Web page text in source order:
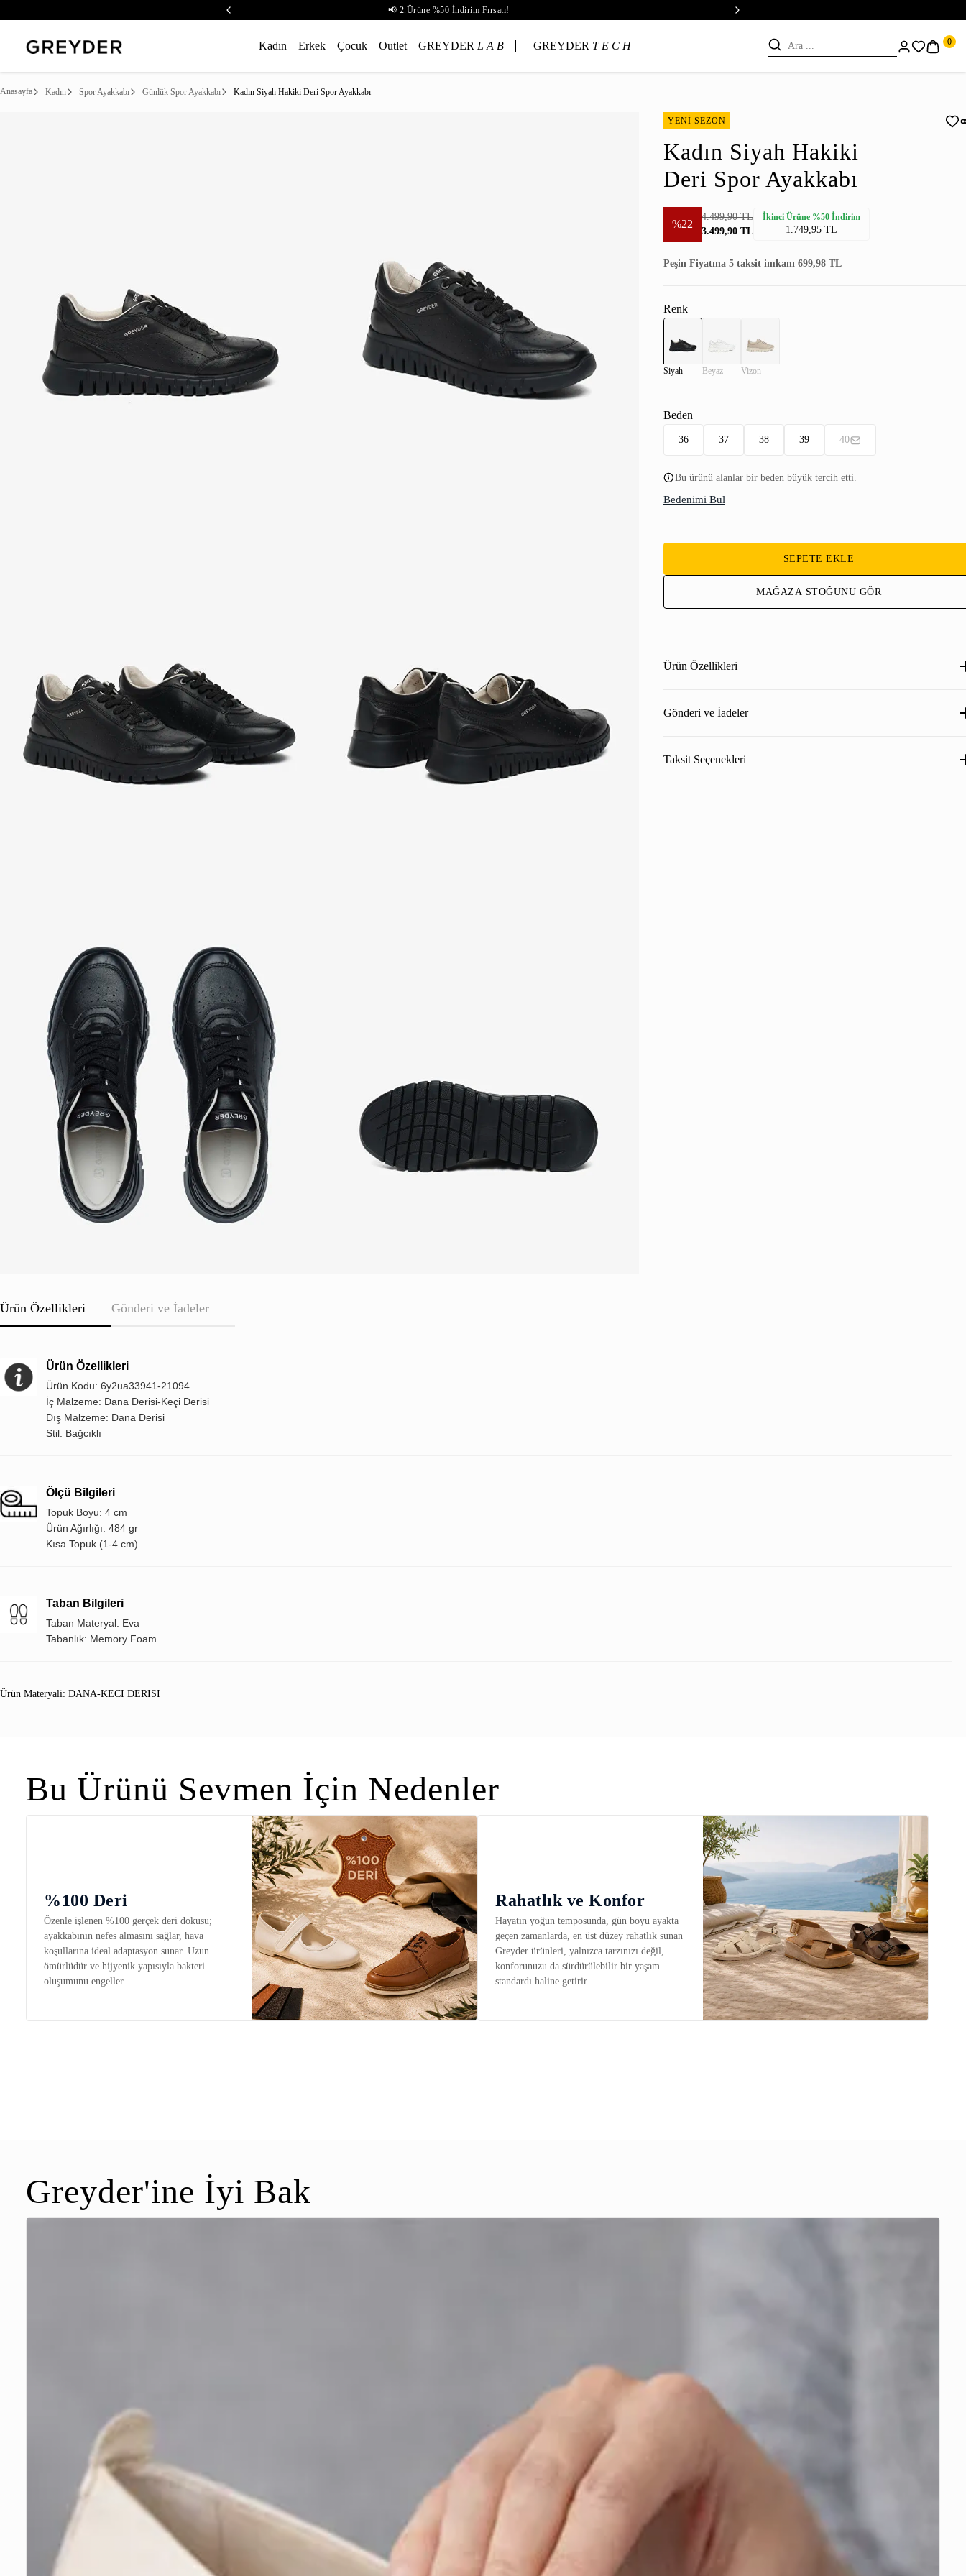
📢 2.Ürüne %50 İndirim Fırsatı!
Kadın Erkek Çocuk Outlet GREYDER L A B GREYDER T E C H 0
Anasayfa Kadın Spor Ayakkabı Günlük Spor Ayakkabı Kadın Siyah Hakiki Deri Spor Ayakkabı
YENİ SEZON
Kadın Siyah Hakiki
Deri Spor Ayakkabı
%22
4.499,90 TL
3.499,90 TL
İkinci Ürüne %50 İndirim
1.749,95 TL
Peşin Fiyatına 5 taksit imkanı 699,98 TL
Renk
Siyah Beyaz Vizon
Beden
36 37 38 39 40
Bu ürünü alanlar bir beden büyük tercih etti.
Bedenimi Bul
SEPETE EKLE
MAĞAZA STOĞUNU GÖR
Ürün Özellikleri
Gönderi ve İadeler
Taksit Seçenekleri
Ürün Özellikleri Gönderi ve İadeler
Ürün Özellikleri
Ürün Kodu: 6y2ua33941-21094
İç Malzeme: Dana Derisi-Keçi Derisi
Dış Malzeme: Dana Derisi
Stil: Bağcıklı
Ölçü Bilgileri
Topuk Boyu: 4 cm
Ürün Ağırlığı: 484 gr
Kısa Topuk (1-4 cm)
Taban Bilgileri
Taban Materyal: Eva
Tabanlık: Memory Foam
Ürün Materyali: DANA-KECI DERISI
Bu Ürünü Sevmen İçin Nedenler
%100 Deri
Özenle işlenen %100 gerçek deri dokusu;
ayakkabının nefes almasını sağlar, hava
koşullarına ideal adaptasyon sunar. Uzun
ömürlüdür ve hijyenik yapısıyla bakteri
oluşumunu engeller.
Rahatlık ve Konfor
Hayatın yoğun temposunda, gün boyu ayakta
geçen zamanlarda, en üst düzey rahatlık sunan
Greyder ürünleri, yalnızca tarzınızı değil,
konforunuzu da sürdürülebilir bir yaşam
standardı haline getirir.
Greyder'ine İyi Bak